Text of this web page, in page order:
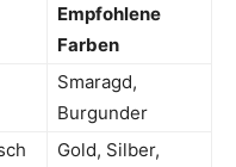
Empfohlene
Farben
Smaragd,
Burgunder
Gold, Silber,